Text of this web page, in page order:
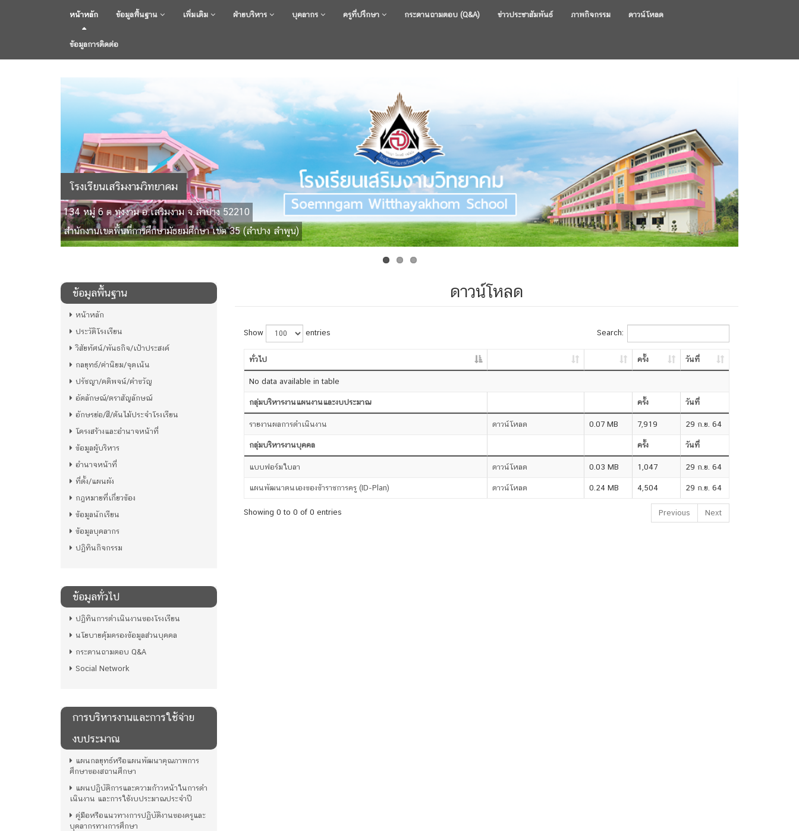
หน้าหลัก ข้อมูลพื้นฐาน เพิ่มเติม ฝ่ายบริหาร บุคลากร ครูที่ปรึกษา กระดานถามตอบ (Q&A) ข่าวประชาสัมพันธ์ ภาพกิจกรรม ดาวน์โหลด
ข้อมูลการติดต่อ
โรงเรียนเสริมงามวิทยาคม
134 หมู่ 6 ต.ทุ่งงาม อ.เสริมงาม จ.ลำปาง 52210
สำนักงานเขตพื้นที่การศึกษามัธยมศึกษา เขต 35 (ลำปาง ลำพูน)
ข้อมูลพื้นฐาน
หน้าหลัก
ประวัติโรงเรียน
วิสัยทัศน์/พันธกิจ/เป้าประสงค์
กลยุทธ์/ค่านิยม/จุดเน้น
ปรัชญา/คติพจน์/คำขวัญ
อัตลักษณ์/ตราสัญลักษณ์
อักษรย่อ/สี/ต้นไม้ประจำโรงเรียน
โครงสร้างและอำนาจหน้าที่
ข้อมูลผู้บริหาร
อำนาจหน้าที่
ที่ตั้ง/แผนผัง
กฎหมายที่เกี่ยวข้อง
ข้อมูลนักเรียน
ข้อมูลบุคลากร
ปฏิทินกิจกรรม
ข้อมูลทั่วไป
ปฏิทินการดำเนินงานของโรงเรียน
นโยบายคุ้มครองข้อมูลส่วนบุคคล
กระดานถามตอบ Q&A
Social Network
การบริหารงานและการใช้จ่าย
งบประมาณ
แผนกลยุทธ์หรือแผนพัฒนาคุณภาพการ
ศึกษาของสถานศึกษา
แผนปฏิบัติการและความก้าวหน้าในการดํา
เนินงาน และการใช้งบประมาณประจําปี
คู่มือหรือแนวทางการปฏิบัติงานของครูและ
บุคลากรทางการศึกษา
ดาวน์โหลด
Show entries Search:
ทั่วไป ครั้ง วันที่
No data available in table
กลุ่มบริหารงานแผนงานและงบประมาณ ครั้ง วันที่
รายงานผลการดำเนินงาน ดาวน์โหลด 0.07 MB 7,919 29 ก.ย. 64
กลุ่มบริหารงานบุคคล ครั้ง วันที่
แบบฟอร์มใบลา ดาวน์โหลด 0.03 MB 1,047 29 ก.ย. 64
แผนพัฒนาตนเองของข้าราชการครู (ID-Plan) ดาวน์โหลด 0.24 MB 4,504 29 ก.ย. 64
Showing 0 to 0 of 0 entries Previous Next